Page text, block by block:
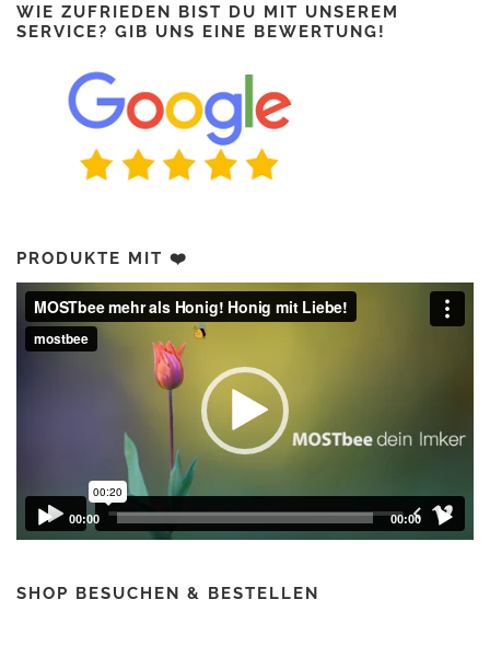
WIE ZUFRIEDEN BIST DU MIT UNSEREM
SERVICE? GIB UNS EINE BEWERTUNG!
PRODUKTE MIT ❤️
Video-
Player
00:00 00:00
SHOP BESUCHEN & BESTELLEN